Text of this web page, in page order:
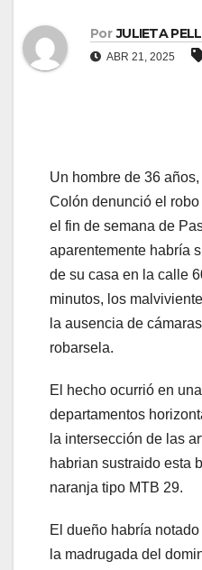
Por JULIETA
ABR 21, 2025
Un hombre de 36
Colón denunció el
el fin de semana de
aparentemente habría
de su casa en la calle
minutos, los
la ausencia de
robarsela.
El hecho ocurrió en
departamentos
la intersección de las
habrian sustraido esta
naranja tipo MTB 29.
El dueño habría
la madrugada del